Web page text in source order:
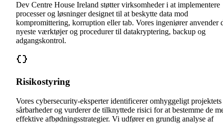
Dev Centre House Ireland støtter virksomheder i at implementere
processer og løsninger designet til at beskytte data mod
kompromittering, korruption eller tab. Vores ingeniører anvender
nyeste værktøjer og procedurer til datakryptering, backup og
adgangskontrol.
Risikostyring
Vores cybersecurity-eksperter identificerer omhyggeligt projektets
sårbarheder og vurderer de tilknyttede risici for at bestemme de
effektive afbødningsstrategier. Vi udfører en grundig analyse af